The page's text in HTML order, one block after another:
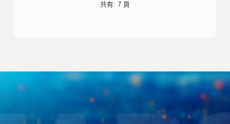
共有: 7 頁